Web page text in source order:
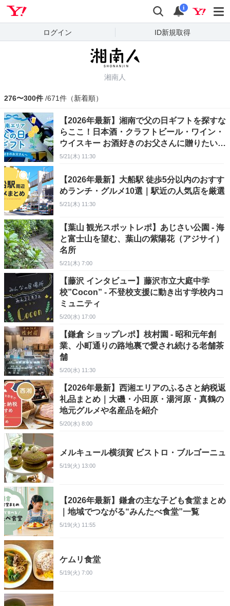
検索 通知
i
ログイン ID新規取得
湘南人
276〜300件 /671件（新着順）
【2026年最新】湘南で父の日ギフトを探すな
らここ！日本酒・クラフトビール・ワイン・
ウイスキー お酒好きのお父さんに贈りたいお
すすめスポット・商品まとめ
5/21(木) 11:30
【2026年最新】大船駅 徒歩5分以内のおすす
めランチ・グルメ10選｜駅近の人気店を厳選
5/21(木) 11:30
【葉山 観光スポットレポ】あじさい公園 - 海
と富士山を望む、葉山の紫陽花（アジサイ）
名所
5/21(木) 7:00
【藤沢 インタビュー】藤沢市立大庭中学
校”Cocon” - 不登校支援に動き出す学校内コ
ミュニティ
5/20(水) 17:00
【鎌倉 ショップレポ】枝村園 - 昭和元年創
業、小町通りの路地裏で愛され続ける老舗茶
舗
5/20(水) 11:30
【2026年最新】西湘エリアのふるさと納税返
礼品まとめ｜大磯・小田原・湯河原・真鶴の
地元グルメや名産品を紹介
5/20(水) 8:00
メルキュール横須賀 ビストロ・ブルゴーニュ
5/19(火) 13:00
【2026年最新】鎌倉の主な子ども食堂まとめ
｜地域でつながる“みんたべ食堂”一覧
5/19(火) 11:55
ケムリ食堂
5/19(火) 7:00